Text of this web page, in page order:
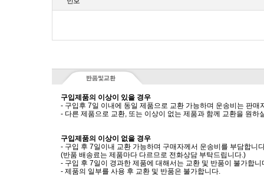
구입제품의 이상이 있을 경우
- 구입후 7일 이내에 동일 제품으로 교환 가능하며 운송비는 판매
- 다른 제품으로 교환, 또는 이상이 없는 제품과 함께 교환을 원하
구입제품의 이상이 없을 경우
- 구입 후 7일이내 교환 가능하며 구매자께서 운송비를 부담합니
(반품 배송료는 제품마다 다르므로 전화상담 부탁드립니다.)
- 구입 후 7일이 경과한 제품에 대해서는 교환 및 반품이 불가합니
- 제품의 일부를 사용 후 교환 및 반품은 불가합니다.